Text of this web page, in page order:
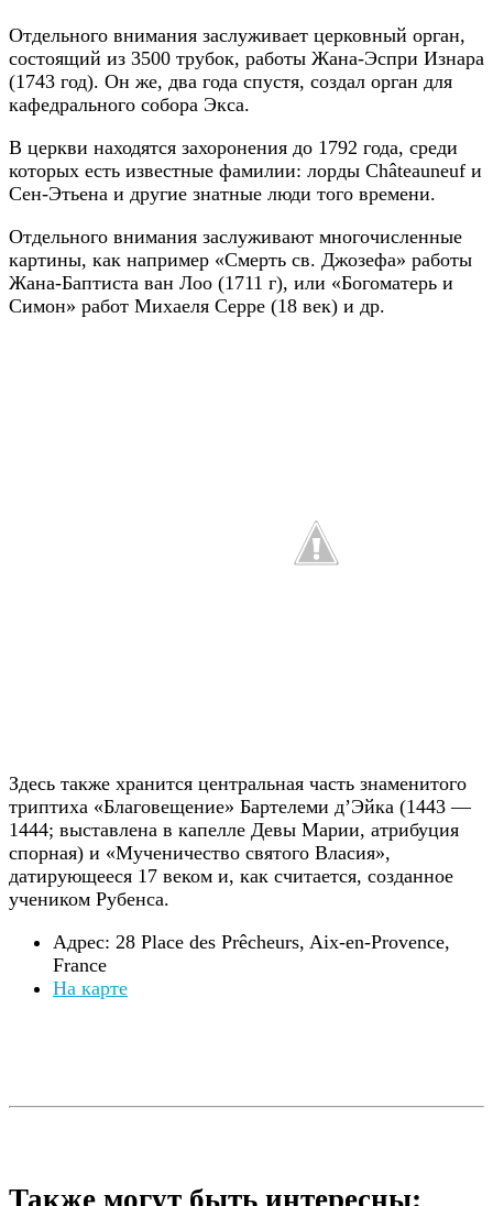
Отдельного внимания заслуживает церковный орган,
состоящий из 3500 трубок, работы Жана-Эспри Изнара
(1743 год). Он же, два года спустя, создал орган для
кафедрального собора Экса.
В церкви находятся захоронения до 1792 года, среди
которых есть известные фамилии: лорды Châteauneuf и
Сен-Этьена и другие знатные люди того времени.
Отдельного внимания заслуживают многочисленные
картины, как например «Смерть св. Джозефа» работы
Жана-Баптиста ван Лоо (1711 г), или «Богоматерь и
Симон» работ Михаеля Серре (18 век) и др.
Здесь также хранится центральная часть знаменитого
триптиха «Благовещение» Бартелеми д’Эйка (1443 —
1444; выставлена в капелле Девы Марии, атрибуция
спорная) и «Мученичество святого Власия»,
датирующееся 17 веком и, как считается, созданное
учеником Рубенса.
Адрес: 28 Place des Prêcheurs, Aix-en-Provence,
France
На карте